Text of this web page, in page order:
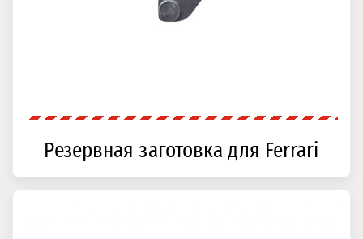
Резервная заготовка для Ferrari